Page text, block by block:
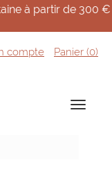
à partir de 300 €
compte Panier (0)